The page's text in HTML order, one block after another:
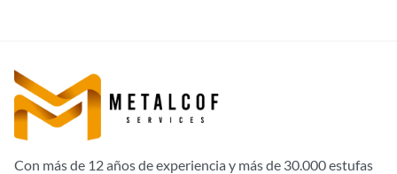
Con más de 12 años de experiencia y más de 30.000 estufas